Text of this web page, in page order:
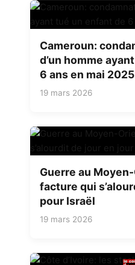
Cameroun:
d’un homme
6 ans en mai 2025
19 mars 2026
Guerre au
facture qui
pour Israël
19 mars 2026